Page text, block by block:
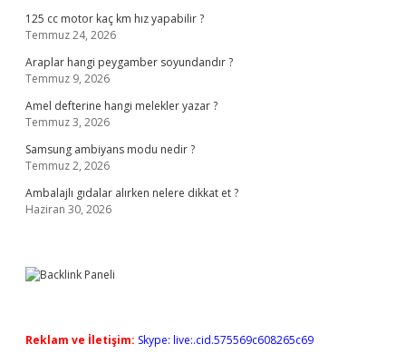
125 cc motor kaç km hız yapabilir ?
Temmuz 24, 2026
Araplar hangi peygamber soyundandır ?
Temmuz 9, 2026
Amel defterine hangi melekler yazar ?
Temmuz 3, 2026
Samsung ambiyans modu nedir ?
Temmuz 2, 2026
Ambalajlı gıdalar alırken nelere dikkat et ?
Haziran 30, 2026
Reklam ve İletişim: Skype: live:.cid.575569c608265c69